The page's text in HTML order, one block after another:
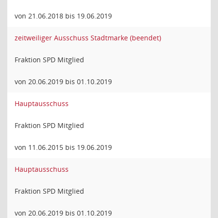
von 21.06.2018 bis 19.06.2019
zeitweiliger Ausschuss Stadtmarke (beendet)
Fraktion SPD Mitglied
von 20.06.2019 bis 01.10.2019
Hauptausschuss
Fraktion SPD Mitglied
von 11.06.2015 bis 19.06.2019
Hauptausschuss
Fraktion SPD Mitglied
von 20.06.2019 bis 01.10.2019